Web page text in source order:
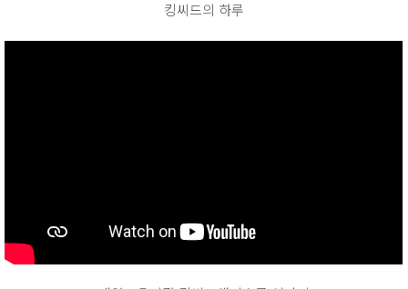
킹씨드의 하루